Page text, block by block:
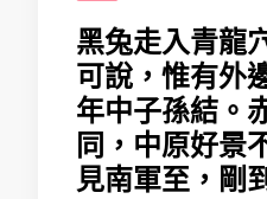
黑兔走入青龍
可說，惟有外
年中子孫結。
同，中原好景
見南軍至，剛